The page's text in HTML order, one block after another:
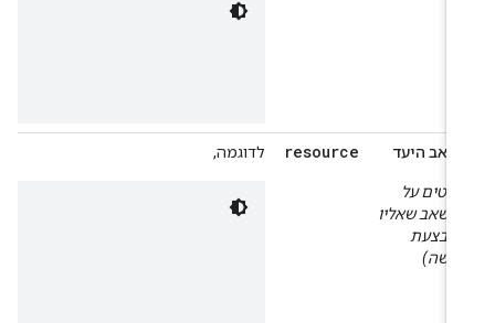
היעד
על
שאליו
resource לדוגמה,